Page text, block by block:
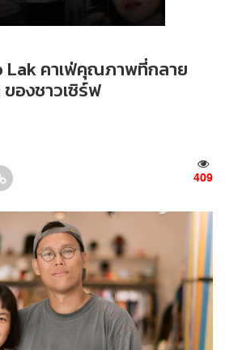
Lak คาเฟ่คุณภาพที่กลาย
องชาวเซิร์ฟ
409